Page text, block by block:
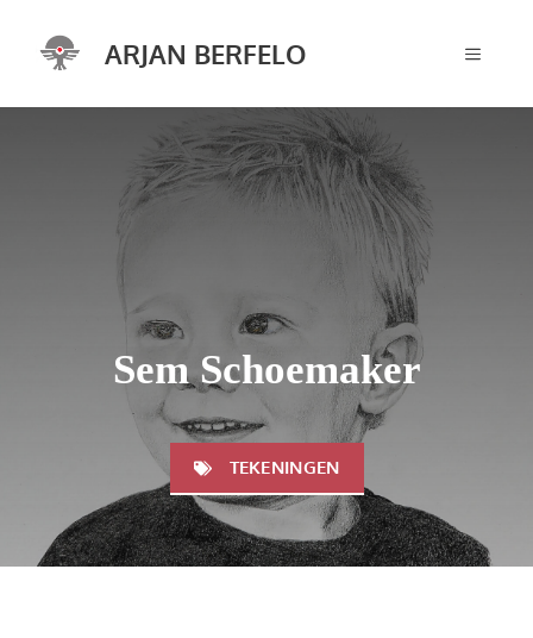
naar
inhoud
ARJAN BERFELO MENU
Sem Schoemaker
TEKENINGEN